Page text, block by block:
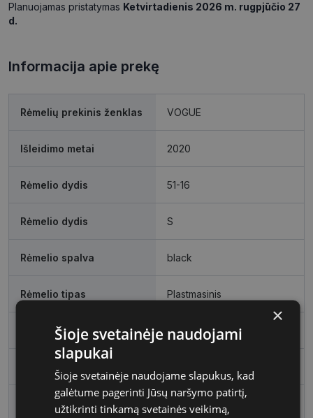
Planuojamas pristatymas Ketvirtadienis 2026 m. rugpjūčio 27
d.
Informacija apie prekę
Rėmelių prekinis ženklas VOGUE
Išleidimo metai 2020
Rėmelio dydis 51-16
Rėmelio dydis S
Rėmelio spalva black
Rėmelio tipas Plastmasinis
Rėmelio forma Stačiakampis
Lęšio plotis 51
×
Šioje svetainėje naudojami
slapukai
Šioje svetainėje naudojame slapukus, kad
galėtume pagerinti Jūsų naršymo patirtį,
užtikrinti tinkamą svetainės veikimą,